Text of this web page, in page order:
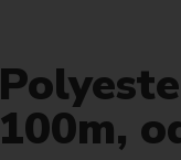
100m,